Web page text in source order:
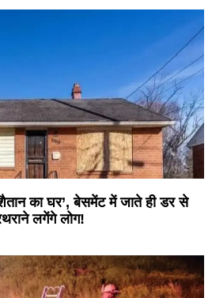
का घर’, बेसमेंट में जाते ही डर से
लगेंगे लोग!